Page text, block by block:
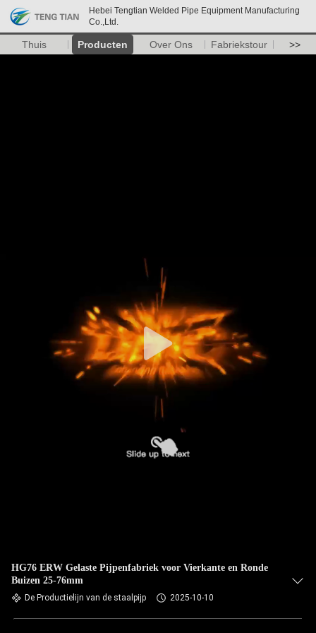
Hebei Tengtian Welded Pipe Equipment Manufacturing
Co.,Ltd.
Thuis Producten Over Ons Fabriekstour >>
HG76 ERW Gelaste Pijpenfabriek voor Vierkante en Ronde
Buizen 25-76mm
De Productielijn van de staalpijp 2025-10-10